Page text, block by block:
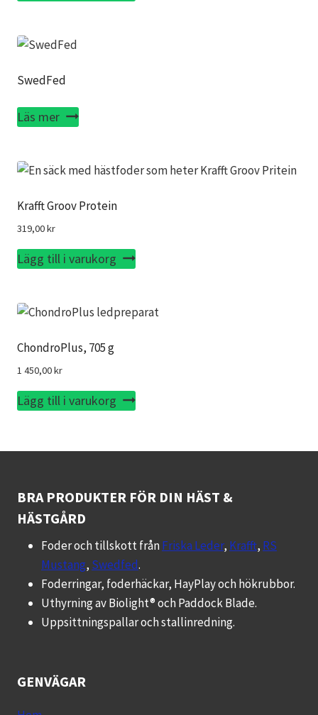
SwedFed
Läs mer
Krafft Groov Protein
319,00kr
Lägg till i varukorg
ChondroPlus, 705 g
1 450,00kr
Lägg till i varukorg
BRA PRODUKTER FÖR DIN HÄST &
HÄSTGÅRD
Foder och tillskott frånFriska Leder, Krafft, RS
Mustang, Swedfed.
Foderringar, foderhäckar, HayPlay och hökrubbor.
Uthyrning av Biolight® och Paddock Blade.
Uppsittningspallar och stallinredning.
GENVÄGAR